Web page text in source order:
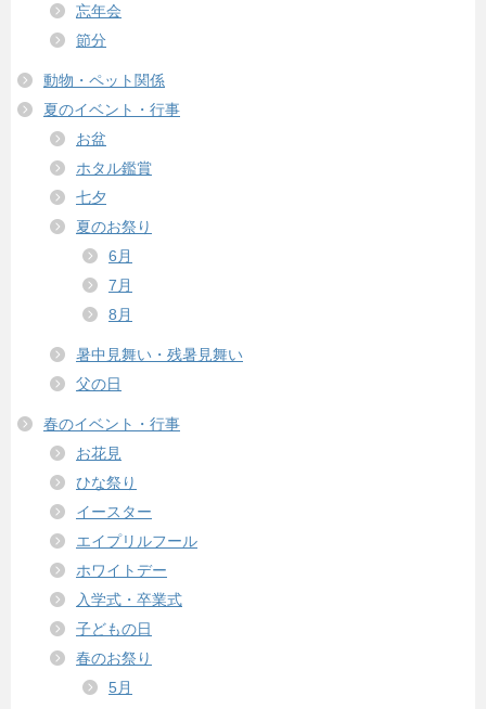
忘年会
節分
動物・ペット関係
夏のイベント・行事
お盆
ホタル鑑賞
七夕
夏のお祭り
6月
7月
8月
暑中見舞い・残暑見舞い
父の日
春のイベント・行事
お花見
ひな祭り
イースター
エイプリルフール
ホワイトデー
入学式・卒業式
子どもの日
春のお祭り
5月